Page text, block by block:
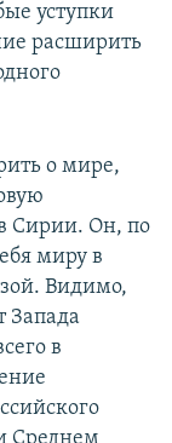
уступки
расширить
о мире,
Сирии. Он, по
миру в
Видимо,
Запада
в